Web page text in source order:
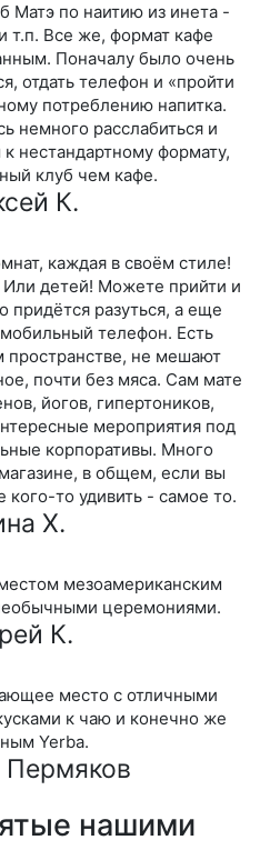
Матэ по наитию из инета -
т.п. Все же, формат кафе
Поначалу было очень
отдать телефон и «пройти
потреблению напитка.
немного расслабиться и
к нестандартному формату,
клуб чем кафе.
К.
каждая в своём стиле!
Или детей! Можете прийти и
придётся разуться, а еще
телефон. Есть
пространстве, не мешают
почти без мяса. Сам мате
йогов, гипертоников,
мероприятия под
корпоративы. Много
в общем, если вы
кого-то удивить - самое то.
Х.
мезоамериканским
церемониями.
К.
место с отличными
к чаю и конечно же
Yerba.
нашими